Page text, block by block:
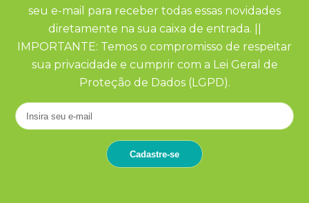
seu e-mail para receber todas essas novidades
diretamente na sua caixa de entrada. ||
IMPORTANTE: Temos o compromisso de respeitar
sua privacidade e cumprir com a Lei Geral de
Proteção de Dados (LGPD).